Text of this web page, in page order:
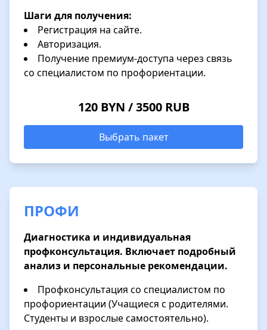
Шаги для получения:
Регистрация на сайте.
Авторизация.
Получение премиум-доступа через связь
со специалистом по профориентации.
120 BYN / 3500 RUB
Выбрать пакет
ПРОФИ
Диагностика и индивидуальная
профконсультация. Включает подробный
анализ и персональные рекомендации.
Профконсультация со специалистом по
профориентации (Учащиеся с родителями.
Студенты и взрослые самостоятельно).